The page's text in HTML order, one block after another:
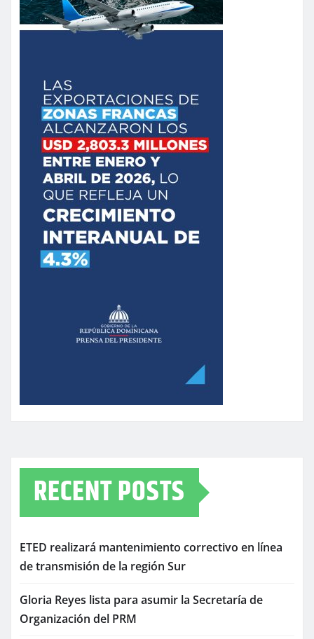
RECENT POSTS
ETED realizará mantenimiento correctivo en línea
de transmisión de la región Sur
Gloria Reyes lista para asumir la Secretaría de
Organización del PRM